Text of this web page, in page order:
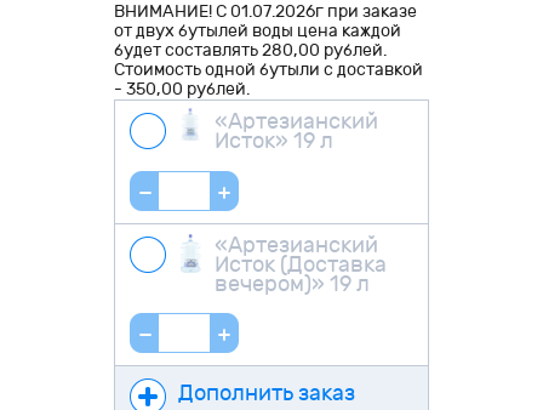
ВНИМАНИЕ! С 01.07.2026г при заказе
от двух бутылей воды цена каждой
будет составлять 280,00 рублей.
Стоимость одной бутыли с доставкой
- 350,00 рублей.
«Артезианский
Исток» 19 л
«Артезианский
Исток (Доставка
вечером)» 19 л
Дополнить заказ